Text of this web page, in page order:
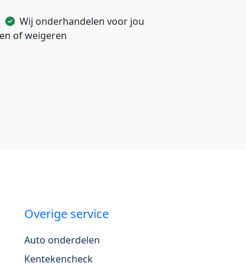
Wij onderhandelen voor jou
of weigeren
Overige service
Auto onderdelen
Kentekencheck